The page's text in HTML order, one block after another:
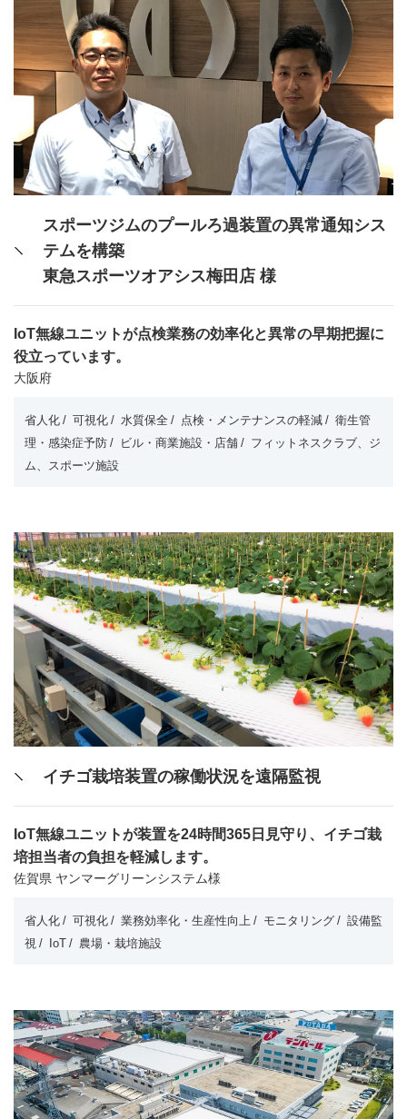
スポーツジムのプールろ過装置の異常通知シス
テムを構築
東急スポーツオアシス梅田店 様
IoT無線ユニットが点検業務の効率化と異常の早期把握に
役立っています。
大阪府
省人化 可視化 水質保全 点検・メンテナンスの軽減
衛生管
理・感染症予防
ビル・商業施設・店舗
フィットネスクラブ、ジ
ム、スポーツ施設
イチゴ栽培装置の稼働状況を遠隔監視
IoT無線ユニットが装置を24時間365日見守り、イチゴ栽
培担当者の負担を軽減します。
佐賀県 ヤンマーグリーンシステム様
省人化 可視化 業務効率化・生産性向上 モニタリング
設備監
視
IoT 農場・栽培施設